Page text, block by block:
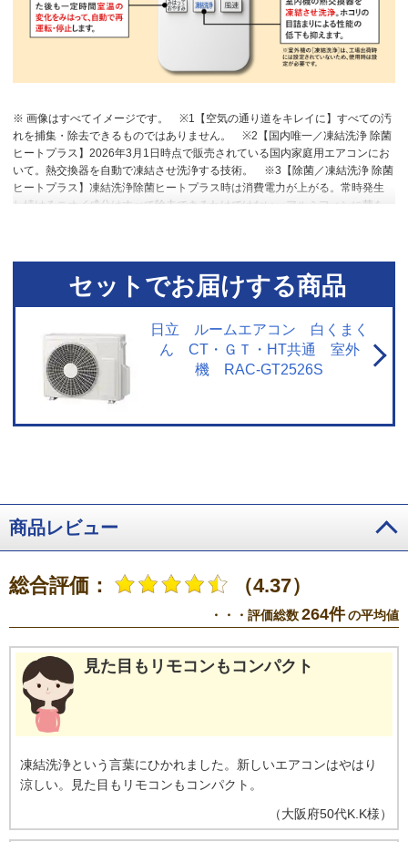
※ 画像はすべてイメージです。
※1【空気の通り道をキレイに】すべての汚
れを捕集・除去できるものではありません。
※2【国内唯一／凍結洗浄 除菌
ヒートプラス】2026年3月1日時点で販売されている国内家庭用エアコンにお
いて。熱交換器を自動で凍結させ洗浄する技術。
※3【除菌／凍結洗浄 除菌
ヒートプラス】凍結洗浄除菌ヒートプラス時は消費電力が上がる。常時発生
し続けるニオイ成分はすべて除去できるわけではない。アルミフィンに菌を
※5【浮遊物質を捕集・抑制/ニオイを抑制】閉鎖された実験設備に
おける試験結果によるもので、実使用空間での効果を示すものではありませ
ん。
※6【内部のカビを抑制／カビバスター】約20分間。室温・湿度が上昇
する場合あり。工場出荷時は設定されておらずお客様ご自身による設定が必
※7【国内唯一／ステンレス・クリーン システム】2026年3月1日時点
で販売されている国内家庭用エアコンにおいて。通風路、フラップにステン
レスを採用。
※8【最上位モデルにも搭載／凍結洗浄 除菌ヒートプラス】X
シリーズ搭載「凍結洗浄ヒートプラス」とは加熱温度が異なる。手動運転の
満足度。2023年11月調査。N=6,455。
※10【フィルター掃除で約10％の省
入れ】ダストボックスは半年に1回を目安に定期的に確認して、ホコリがたま
っているようならお手入れをしてください。
※13【最上位モデルにも搭載
／プラズマイオン空清】Xシリーズ搭載「パワフルPremiumプラズマ空清」と
ラスチック素材とステンレスの比較。JIS粉体8種・11種混合。約8時間送風運
※15【除菌／ステンレス通風路・ス
テンレスフラップ】エアコンから出る空気を除菌しているわけではありませ
り運転で省エネ】RAS-GT4026D、洋室14畳。冷房時:外気温35℃、設定温度
27℃、風速自動において、室温安定時の1時間あたりの積算消費電力量が
［ecoこれっきり］ON（262Wh）とOFF（303Wh）との比較。カーテンを閉
め切った日射量の少ない日中を想定。
の室外機の吸い込み空気温度。ベランダなど狭小スペースに設置した場合、
ださい。また、高温の場合、製品保護のため運転しないことがあります。使
用環境により能力が低下する場合があります。
で凍結洗浄】2026年4月時点で販売されている国内家庭用エアコンにおいて。
熱交換器を自動で凍結させ洗浄する技術。室外機の［凍結洗浄］は出荷時に
は設定されておらず、お客様による設定が必要
セットでお届けする商品
日立 ルームエアコン 白くまく
ん CT・ＧＴ・HT共通 室外
機 RAC-GT2526S
商品レビュー
総合評価： （4.37）
・・・評価総数264件の平均値
見た目もリモコンもコンパクト
凍結洗浄という言葉にひかれました。新しいエアコンはやはり
涼しい。見た目もリモコンもコンパクト。
（大阪府50代K.K様）